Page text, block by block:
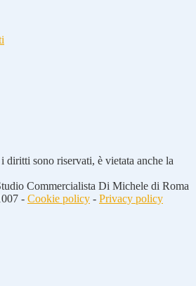
sono riservati, è vietata anche la
Commercialista Di Michele di Roma
- Cookie policy - Privacy policy